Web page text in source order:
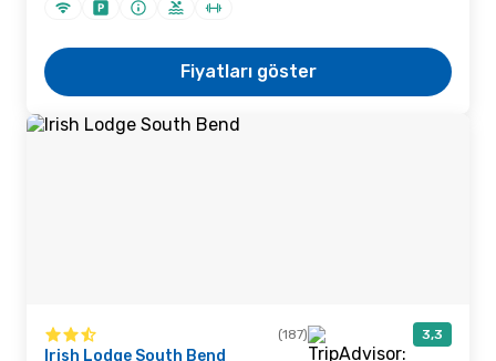
Fiyatları göster
(187) 3,3
Irish Lodge South Bend